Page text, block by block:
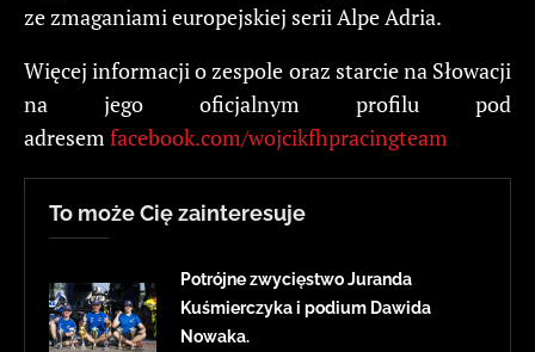
ze zmaganiami europejskiej serii Alpe Adria.
Więcej informacji o zespole oraz starcie na Słowacji
na jego oficjalnym profilu pod
adresemfacebook.com/wojcikfhpracingteam
To może Cię zainteresuje
Potrójne zwycięstwo Juranda
Kuśmierczyka i podium Dawida
Nowaka.